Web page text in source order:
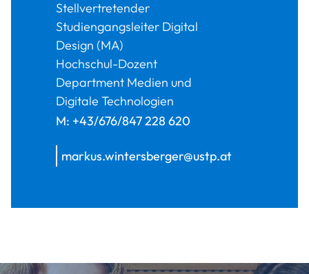
Stellvertretender
Studiengangsleiter Digital
Design (MA)
Hochschul-Dozent
Department Medien und
Digitale Technologien
M: +43/676/847 228 620
markus.wintersberger@ustp.at